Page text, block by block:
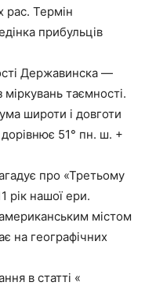
рас. Термін
прибульців
Державинска —
таємності.
широти і довготи
дорівнює 51° пн. ш. +
про «Третьому
рік нашої ери.
містом
на географічних
в статті «